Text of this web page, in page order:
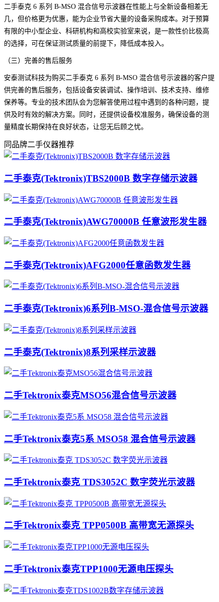
二手泰克 6 系列 B-MSO 混合信号示波器在性能上与全新设备相差无
几，但价格更为优惠，能为企业节省大量的设备采购成本。对于预算
有限的中小型企业、科研机构和高校实验室来说，是一款性价比极高
的选择，可在保证测试质量的前提下，降低成本投入。
（三）完善的售后服务
安泰测试科技为购买二手泰克 6 系列 B-MSO 混合信号示波器的客户提
供完善的售后服务，包括设备安装调试、操作培训、技术支持、维修
保养等。专业的技术团队会为您解答使用过程中遇到的各种问题，提
供及时有效的解决方案。同时，还提供设备校准服务，确保设备的测
量精度长期保持在良好状态，让您无后顾之忧。
同品牌二手仪器推荐
二手泰克(Tektronix)TBS2000B 数字存储示波器
二手泰克(Tektronix)AWG70000B 任意波形发生器
二手泰克(Tektronix)AFG2000任意函数发生器
二手泰克(Tektronix)6系列B-MSO-混合信号示波器
二手泰克(Tektronix)8系列采样示波器
二手Tektronix泰克MSO56混合信号示波器
二手Tektronix泰克5系 MSO58 混合信号示波器
二手Tektronix泰克 TDS3052C 数字荧光示波器
二手Tektronix泰克 TPP0500B 高带宽无源探头
二手Tektronix泰克TPP1000无源电压探头